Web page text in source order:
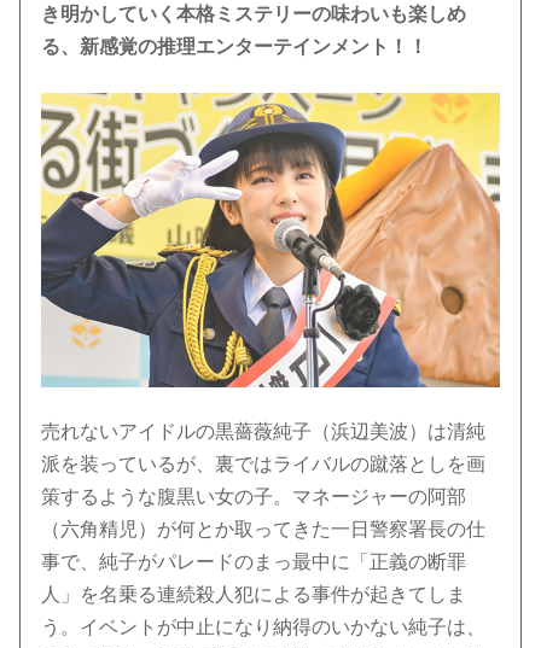
き明かしていく本格ミステリーの味わいも楽しめ
る、新感覚の推理エンターテインメント！！
売れないアイドルの黒薔薇純子（浜辺美波）は清純
派を装っているが、裏ではライバルの蹴落としを画
策するような腹黒い女の子。マネージャーの阿部
（六角精児）が何とか取ってきた一日警察署長の仕
事で、純子がパレードのまっ最中に「正義の断罪
人」を名乗る連続殺人犯による事件が起きてしま
う。イベントが中止になり納得のいかない純子は、